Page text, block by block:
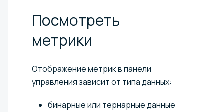
Посмотреть
метрики
Отображение метрик в панели
управления зависит от типа данных:
бинарные или тернарные данные